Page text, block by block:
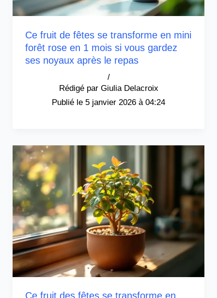
Ce fruit de fêtes se transforme en mini
forêt rose en 1 mois si vous gardez
ses noyaux après le repas
Giulia Delacroix
/
5 janvier 2026 à 04:24
Ce fruit des fêtes se transforme en